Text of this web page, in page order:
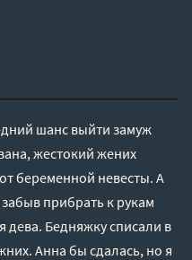
шанс выйти замуж
жестокий жених
беременной невесты. А
прибрать к рукам
дева. Бедняжку списали в
Анна бы сдалась, но я